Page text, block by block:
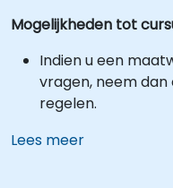
Mogelijkheden tot
Indien u een
vragen, neem
regelen.
Lees meer